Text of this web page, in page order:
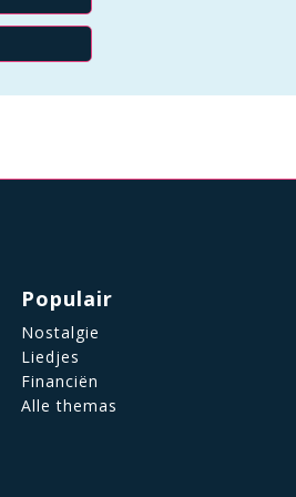
Populair
Nostalgie
Liedjes
Financiën
Alle themas